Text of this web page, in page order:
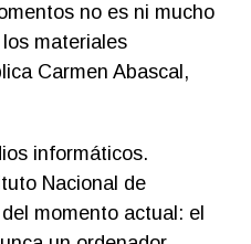
no es ni mucho
materiales
Carmen Abascal,
informáticos.
Nacional de
momento actual: el